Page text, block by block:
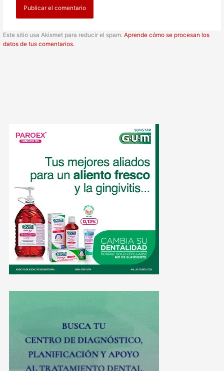
Este sitio usa Akismet para reducir el spam.Aprende cómo se procesan los
datos de tus comentarios.